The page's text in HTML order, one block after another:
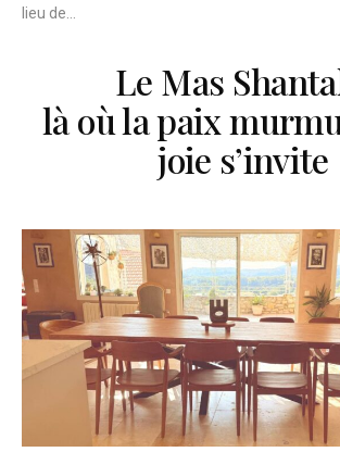
lieu de...
Le Mas
là où la paix
joie s’invite